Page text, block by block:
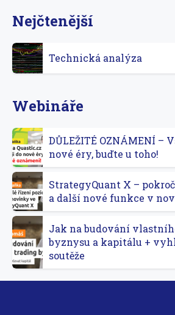
Nejčtenější
Technická analýza
Webináře
DŮLEŽITÉ OZNÁMENÍ –
nové éry, buďte u toho!
StrategyQuant X –
a další nové funkce v
Jak na budování
byznysu a kapitálu +
soutěže